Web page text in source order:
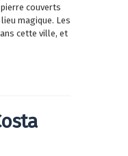
couverts
magique. Les
cette ville, et